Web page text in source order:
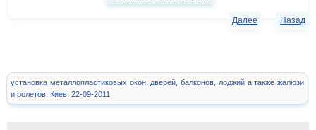
Назад
Далее
установка металлопластиковых окон, дверей, балконов, лоджий а также жалюзи
и ролетов. Киев. 22-09-2011